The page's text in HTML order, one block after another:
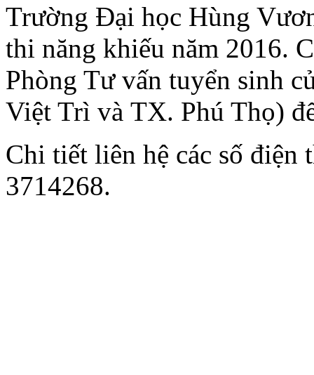
Trường Đại học Hùng
thi năng khiếu năm 2016.
Phòng Tư vấn tuyển sinh
Việt Trì và TX. Phú Thọ)
Chi tiết liên hệ các số điện
3714268.